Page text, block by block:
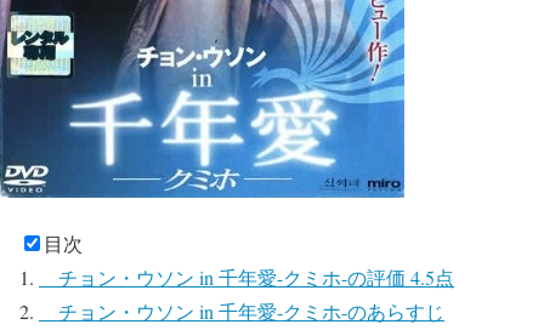
目次
チョン・ウソン in 千年愛-クミホ-の評価 4.5点
チョン・ウソン in 千年愛-クミホ-のあらすじ